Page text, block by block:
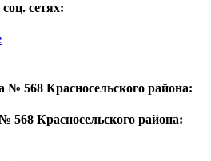
соц. сетях:
568 Красносельского района:
Красносельского района: